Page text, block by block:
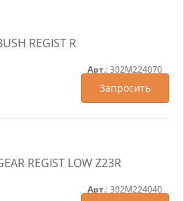
REGIST R
Арт.: 302M224070
Запросить
REGIST LOW Z23R
Арт.: 302M224040